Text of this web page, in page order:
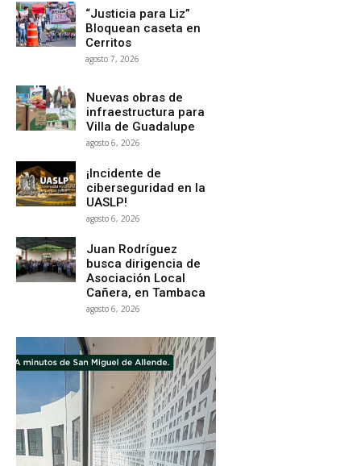
“Justicia para Liz”
Bloquean caseta en
Cerritos
agosto 7, 2026
Nuevas obras de
infraestructura para
Villa de Guadalupe
agosto 6, 2026
¡Incidente de
ciberseguridad en la
UASLP!
agosto 6, 2026
Juan Rodríguez
busca dirigencia de
Asociación Local
Cañera, en Tambaca
agosto 6, 2026